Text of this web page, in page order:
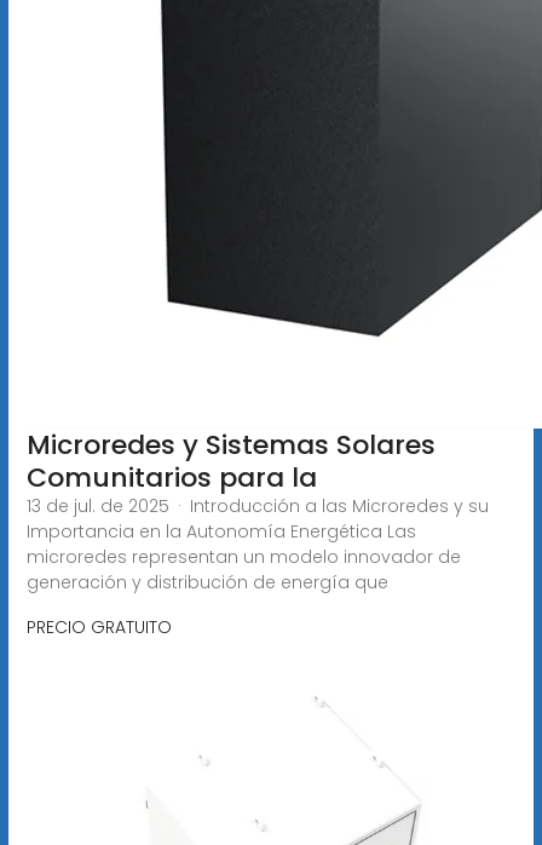
Microredes y Sistemas Solares
Comunitarios para la
13 de jul. de 2025 · Introducción a las Microredes y su
Importancia en la Autonomía Energética Las
microredes representan un modelo innovador de
generación y distribución de energía que
PRECIO GRATUITO